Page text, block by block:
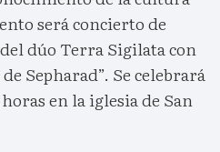
será concierto de
dúo Terra Sigilata con
Sepharad”. Se celebrará
en la iglesia de San